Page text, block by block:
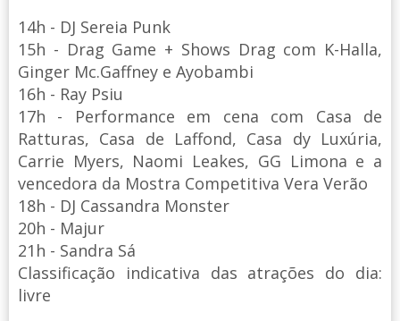
14h - DJ Sereia Punk
15h - Drag Game + Shows Drag com K-Halla,
Ginger Mc.Gaffney e Ayobambi
16h - Ray Psiu
17h - Performance em cena com Casa de
Ratturas, Casa de Laffond, Casa dy Luxúria,
Carrie Myers, Naomi Leakes, GG Limona e a
vencedora da Mostra Competitiva Vera Verão
18h - DJ Cassandra Monster
20h - Majur
21h - Sandra Sá
Classificação indicativa das atrações do dia:
livre